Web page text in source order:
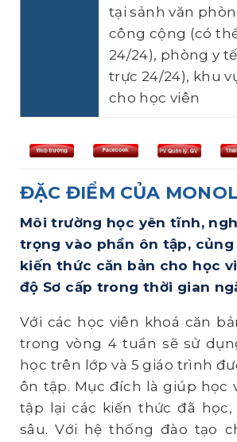
tại sảnh văn
công cộng (có
24/24), phòng y
trực 24/24), khu
cho học viên
ĐẶC ĐIỂM CỦA
Môi trường học yên tĩnh,
trọng vào phần ôn tập,
kiến thức căn bản cho học
độ Sơ cấp trong thời gian
Với các học viên khoá căn
trong vòng 4 tuần sẽ sử
học trên lớp và 5 giáo trình
ôn tập. Mục đích là giúp học
tập lại các kiến thức đã học,
sâu. Với hệ thống đào tạo